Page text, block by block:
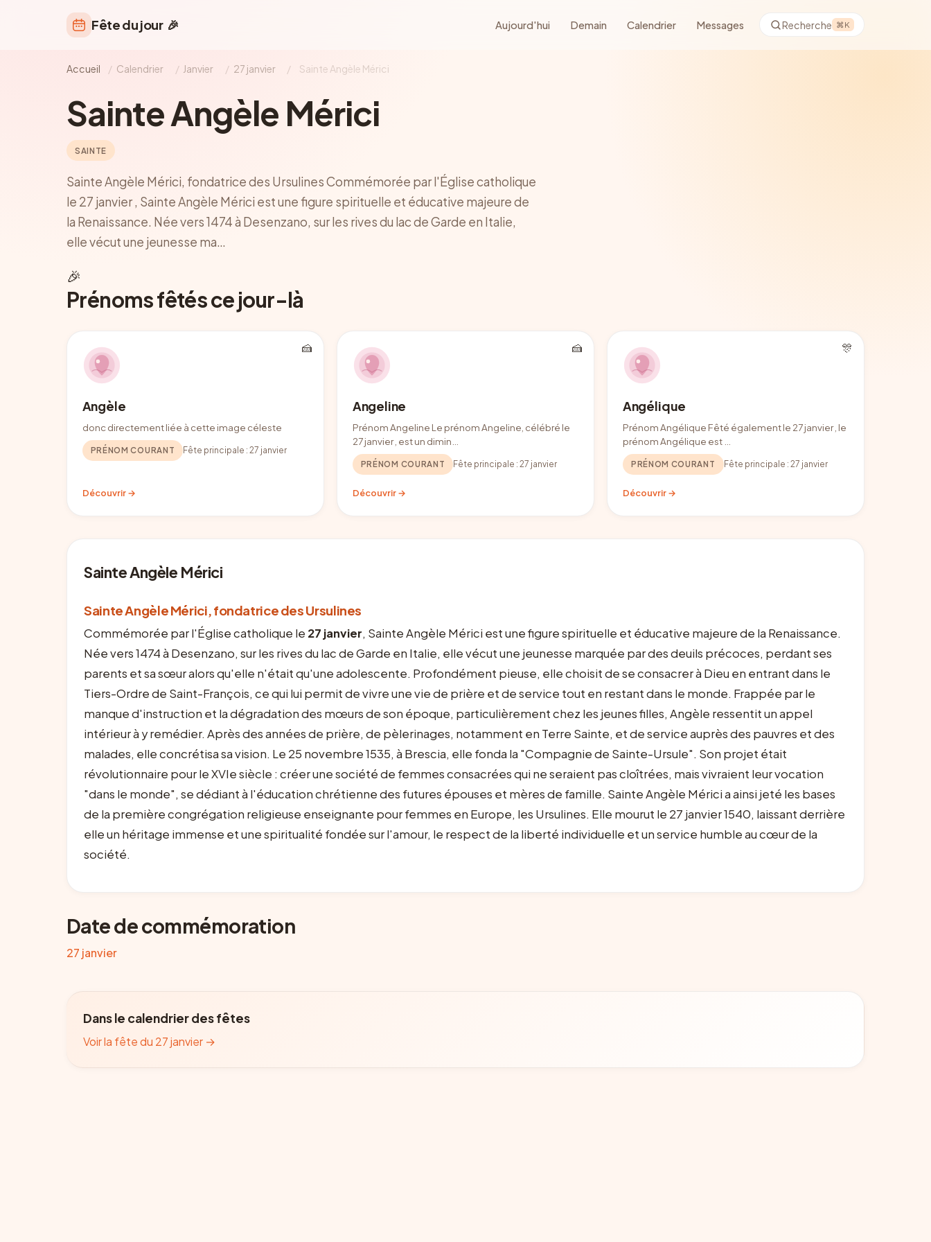
Fête du jour 🎉 Aujourd'hui Demain Calendrier Messages Recherche ⌘K
Accueil / Calendrier / Janvier / 27 janvier / Sainte Angèle Mérici
Sainte Angèle Mérici
SAINTE
Sainte Angèle Mérici, fondatrice des Ursulines Commémorée par l'Église catholique
le 27 janvier , Sainte Angèle Mérici est une figure spirituelle et éducative majeure de
la Renaissance. Née vers 1474 à Desenzano, sur les rives du lac de Garde en Italie,
elle vécut une jeunesse ma…
🎉
Prénoms fêtés ce jour-là
🍰
Angèle
donc directement liée à cette image céleste
PRÉNOM COURANT Fête principale :27 janvier
Découvrir →
🍰
Angeline
Prénom Angeline Le prénom Angeline, célébré le
27 janvier , est un dimin…
PRÉNOM COURANT Fête principale :27 janvier
Découvrir →
🎊
Angélique
Prénom Angélique Fêté également le 27 janvier , le
prénom Angélique est …
PRÉNOM COURANT Fête principale : 27 janvier
Découvrir →
Sainte Angèle Mérici
Sainte Angèle Mérici, fondatrice des Ursulines
Commémorée par l'Église catholique le 27 janvier, Sainte Angèle Mérici est une figure spirituelle et éducative majeure de la Renaissance.
Née vers 1474 à Desenzano, sur les rives du lac de Garde en Italie, elle vécut une jeunesse marquée par des deuils précoces, perdant ses
parents et sa sœur alors qu'elle n'était qu'une adolescente. Profondément pieuse, elle choisit de se consacrer à Dieu en entrant dans le
Tiers-Ordre de Saint-François, ce qui lui permit de vivre une vie de prière et de service tout en restant dans le monde. Frappée par le
manque d'instruction et la dégradation des mœurs de son époque, particulièrement chez les jeunes filles, Angèle ressentit un appel
intérieur à y remédier. Après des années de prière, de pèlerinages, notamment en Terre Sainte, et de service auprès des pauvres et des
malades, elle concrétisa sa vision. Le 25 novembre 1535, à Brescia, elle fonda la "Compagnie de Sainte-Ursule". Son projet était
révolutionnaire pour le XVIe siècle : créer une société de femmes consacrées qui ne seraient pas cloîtrées, mais vivraient leur vocation
"dans le monde", se dédiant à l'éducation chrétienne des futures épouses et mères de famille. Sainte Angèle Mérici a ainsi jeté les bases
de la première congrégation religieuse enseignante pour femmes en Europe, les Ursulines. Elle mourut le 27 janvier 1540, laissant derrière
elle un héritage immense et une spiritualité fondée sur l'amour, le respect de la liberté individuelle et un service humble au cœur de la
société.
Date de commémoration
27 janvier
Dans le calendrier des fêtes
Voir la fête du 27 janvier →